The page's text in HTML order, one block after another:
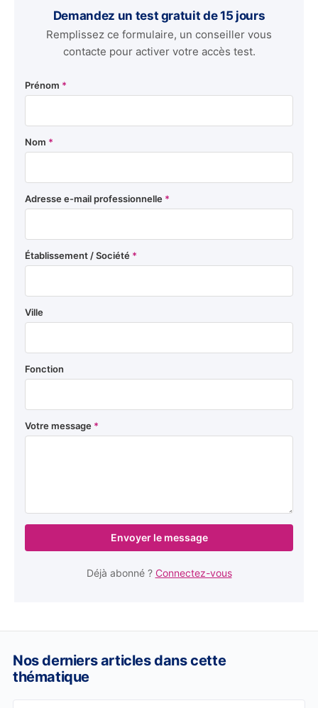
Demandez un test gratuit de 15 jours
Remplissez ce formulaire, un conseiller vous
contacte pour activer votre accès test.
Prénom *
Nom *
Adresse e-mail professionnelle *
Établissement / Société *
Ville
Fonction
Votre message *
Envoyer le message
Déjà abonné ? Connectez-vous
Nos derniers articles dans cette
thématique